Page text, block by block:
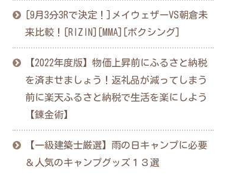
[9月3分3Rで決定！]メイウェザーVS朝倉未
来比較！[RIZIN][MMA][ボクシング]
【2022年度版】物価上昇前にふるさと納税
を済ませましょう！返礼品が減ってしまう
前に楽天ふるさと納税で生活を楽にしよう
【錬金術】
【一級建築士厳選】雨の日キャンプに必要
＆人気のキャンプグッズ１３選